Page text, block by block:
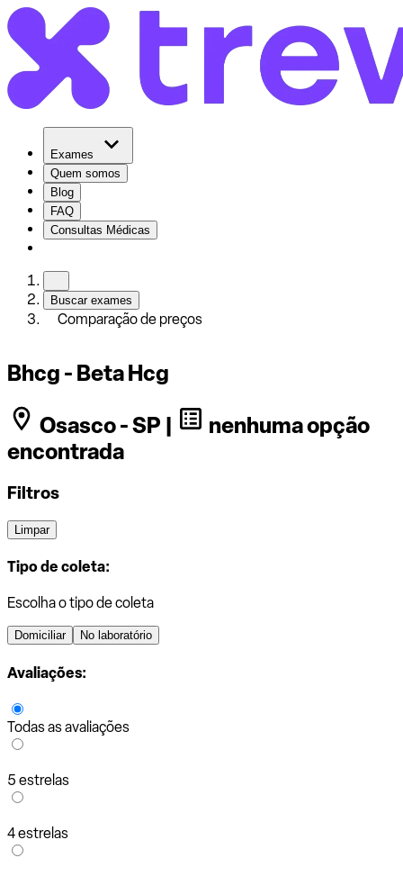
Exames
Quem somos
Blog
FAQ
Consultas Médicas
Buscar exames
Comparação de preços
Bhcg - Beta Hcg
Osasco - SP |
nenhuma opção
encontrada
Filtros
Limpar
Tipo de coleta:
Escolha o tipo de coleta
Domiciliar No laboratório
Avaliações:
Todas as avaliações
5 estrelas
4 estrelas